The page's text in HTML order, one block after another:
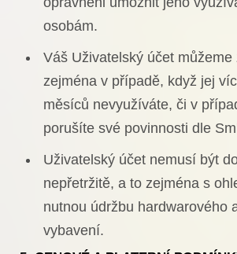
osobám.
Váš Uživatelský účet můžeme
zejména v případě, když jej
měsíců nevyužíváte, či v
porušíte své povinnosti dle
Uživatelský účet nemusí být
nepřetržitě, a to zejména s
nutnou údržbu hardwarového
vybavení.